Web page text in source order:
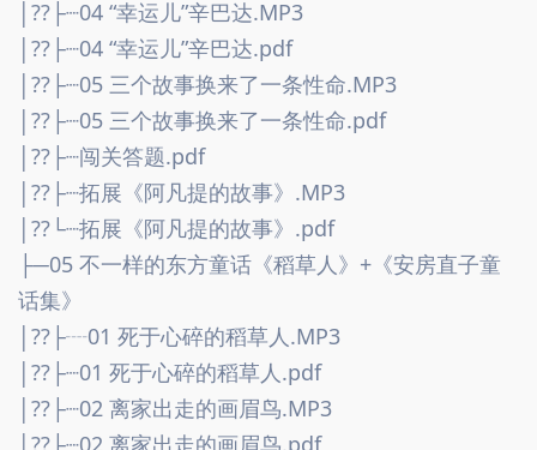
│??├┈04 “幸运儿”辛巴达.MP3
│??├┈04 “幸运儿”辛巴达.pdf
│??├┈05 三个故事换来了一条性命.MP3
│??├┈05 三个故事换来了一条性命.pdf
│??├┈闯关答题.pdf
│??├┈拓展《阿凡提的故事》.MP3
│??└┈拓展《阿凡提的故事》.pdf
├─05 不一样的东方童话《稻草人》+《安房直子童
话集》
│??├┈01 死于心碎的稻草人.MP3
│??├┈01 死于心碎的稻草人.pdf
│??├┈02 离家出走的画眉鸟.MP3
│??├┈02 离家出走的画眉鸟.pdf